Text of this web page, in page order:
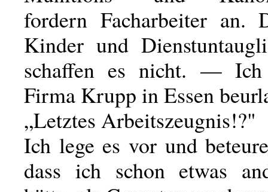
fordern Facharbeiter an.
Kinder und
schaffen es nicht. —
Firma Krupp in Essen
„Letztes Arbeitszeugnis!?"
Ich lege es vor und
dass ich schon etwas